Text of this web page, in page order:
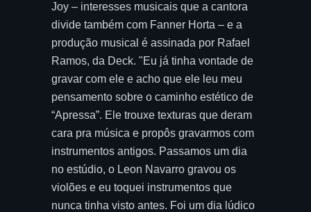
Joy – interesses musicais que a cantora
divide também com Fanner Horta – e a
produção musical é assinada por Rafael
Ramos, da Deck. "Eu já tinha vontade de
gravar com ele e acho que ele leu meu
pensamento sobre o caminho estético de
“Apressa”. Ele trouxe texturas que deram
cara pra música e propôs gravarmos com
instrumentos antigos. Passamos um dia
no estúdio, o Leon Navarro gravou os
violões e eu toquei instrumentos que
nunca tinha visto antes. Foi um dia lúdico